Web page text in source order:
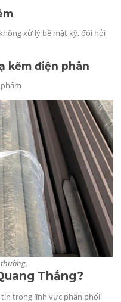
xử lý bề mặt kỹ, đòi hỏi
kẽm điện phân
Thắng?
trong lĩnh vực phân phối